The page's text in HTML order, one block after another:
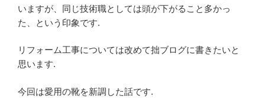
いますが、同じ技術職としては頭が下がること多かっ
た、という印象です.
リフォーム工事については改めて拙ブログに書きたいと
思います.
今回は愛用の靴を新調した話です.